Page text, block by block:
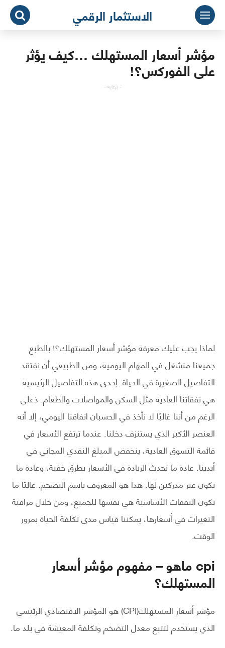
التجاوز
المحتوى
الاستثمار الرقمي
مؤشر أسعار المستهلك …كيف يؤثر
على الفوركس؟!
- برعاية -
لماذا يجب عليك معرفة مؤشر أسعار المستهلك؟! بالطبع
جميعنا منشغل في المهام اليومية، ومن الطبيعي أن نفتقد
التفاصيل الصغيرة في الحياة. إحدى هذه التفاصيل الرئيسية
هي نفقاتنا العادية مثل السكن والمواصلات والطعام. ذعلى
الرغم من أننا غالبًا لا نأخذ في الحسبان انفاقنا اليومي، إلا أنه
العنصر الأكبر الذي يستنزف دخلنا. عندما ترتفع الأسعار في
قائمة التسوق العادية، ينخفض ​​المبلغ النقدي المجاني في
أيدينا. عادة ما تحدث الزيادة في الأسعار بطرق خفية، وعادة ما
نكون غير مدركين لها. هذا هو المعروف باسم التضخم. غالبًا ما
تكون النفقات الأساسية هي نفسها للجميع، ومن خلال مراقبة
التغيرات في أسعارها، يمكننا قياس مدى تكلفة الحياة بمرور
الوقت.
cpi ماهو – مفهوم مؤشر أسعار
المستهلك؟
مؤشر أسعار المستهلك(CPI) هو المؤشر الاقتصادي الرئيسي
الذي يستخدم لتتبع معدل التضخم وتكلفة المعيشة في بلد ما.